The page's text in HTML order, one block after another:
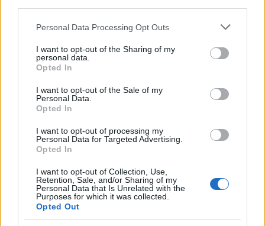
Please note that this website/app uses one or more Google
not limited to your visit or usage behaviour. You may click to
grant or deny consent to Google and its third-party tags to
use your data for below specified purposes in below Google
consent section.
Personal Data Processing Opt Outs
I want to opt-out of the Sharing of my
personal data.
Opted In
I want to opt-out of the Sale of my
Personal Data.
Opted In
I want to opt-out of processing my
Personal Data for Targeted Advertising.
Opted In
I want to opt-out of Collection, Use,
Retention, Sale, and/or Sharing of my
Personal Data that Is Unrelated with the
Purposes for which it was collected.
Opted Out
13:3007.04.26
λόγω πολιτικής στη ραδιοφωνική τους
εκπομπή